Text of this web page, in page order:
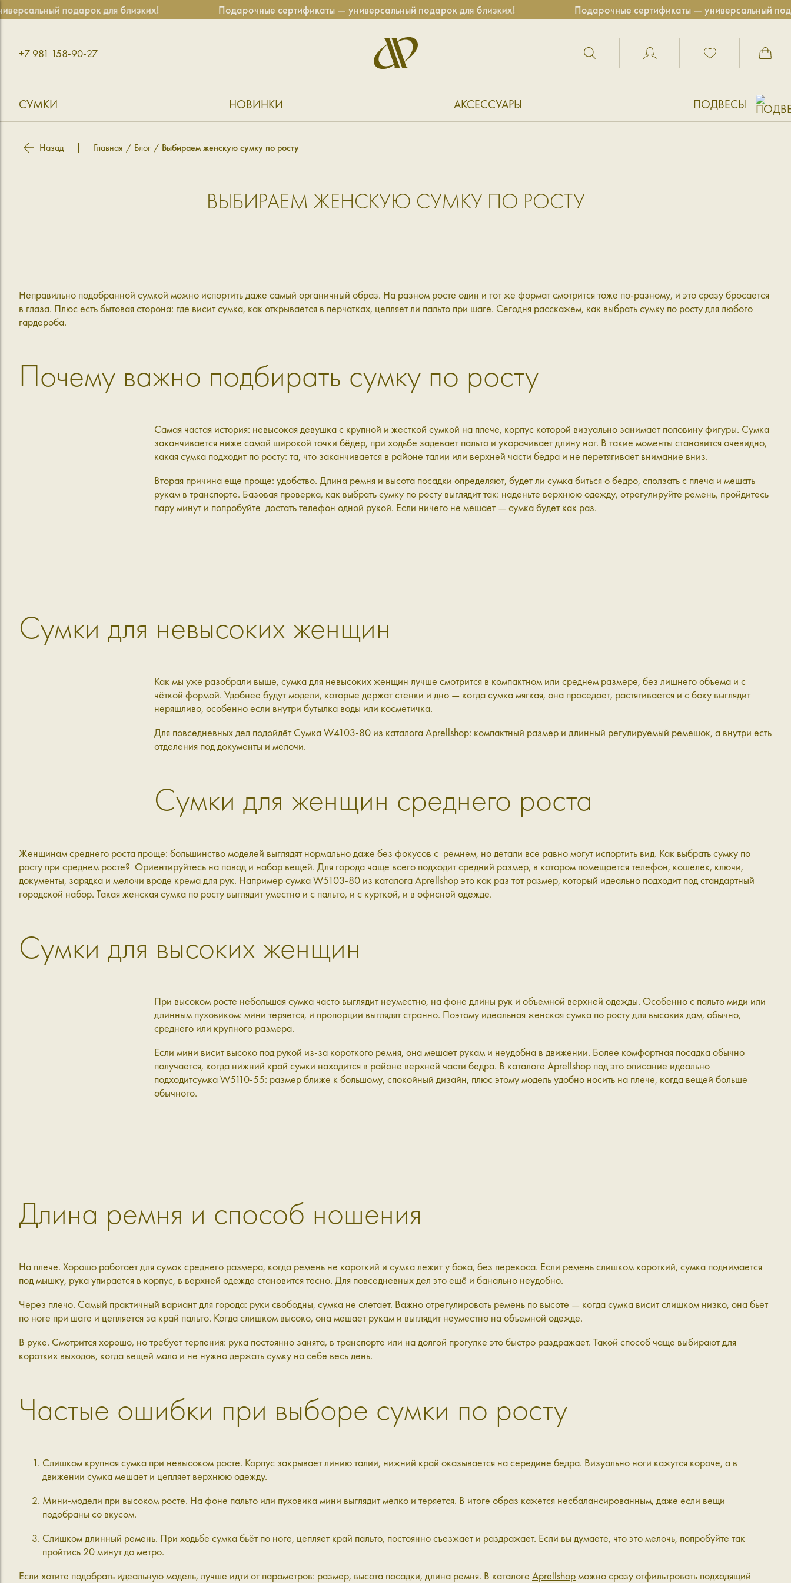
подарок для близких! Подарочные сертификаты — универсальный подарок для близких! Подарочные сертификаты — универсальный
+7 981 158-90-27
СУМКИ НОВИНКИ АКСЕССУАРЫ ПОДВЕСЫ
Назад Главная Блог Выбираем женскую сумку по росту
ВЫБИРАЕМ ЖЕНСКУЮ СУМКУ ПО РОСТУ
Неправильно подобранной сумкой можно испортить даже самый органичный образ. На разном росте один и тот же формат смотрится тоже по-разному, и это сразу бросается
в глаза. Плюс есть бытовая сторона: где висит сумка, как открывается в перчатках, цепляет ли пальто при шаге. Сегодня расскажем, как выбрать сумку по росту для любого
гардероба.
Почему важно подбирать сумку по росту
Самая частая история: невысокая девушка с крупной и жесткой сумкой на плече, корпус которой визуально занимает половину фигуры. Сумка
заканчивается ниже самой широкой точки бёдер, при ходьбе задевает пальто и укорачивает длину ног. В такие моменты становится очевидно,
какая сумка подходит по росту: та, что заканчивается в районе талии или верхней части бедра и не перетягивает внимание вниз.
Вторая причина еще проще: удобство. Длина ремня и высота посадки определяют, будет ли сумка биться о бедро, сползать с плеча и мешать
рукам в транспорте. Базовая проверка, как выбрать сумку по росту выглядит так: наденьте верхнюю одежду, отрегулируйте ремень, пройдитесь
пару минут и попробуйте достать телефон одной рукой. Если ничего не мешает — сумка будет как раз.
Сумки для невысоких женщин
Как мы уже разобрали выше, сумка для невысоких женщин лучше смотрится в компактном или среднем размере, без лишнего объема и с
чёткой формой. Удобнее будут модели, которые держат стенки и дно — когда сумка мягкая, она проседает, растягивается и с боку выглядит
неряшливо, особенно если внутри бутылка воды или косметичка.
Для повседневных дел подойдётСумка W4103-80 из каталога Aprellshop: компактный размер и длинный регулируемый ремешок, а внутри есть
отделения под документы и мелочи.
Сумки для женщин среднего роста
Женщинам среднего роста проще: большинство моделей выглядят нормально даже без фокусов с ремнем, но детали все равно могут испортить вид. Как выбрать сумку по
росту при среднем росте? Ориентируйтесь на повод и набор вещей. Для города чаще всего подходит средний размер, в котором помещается телефон, кошелек, ключи,
документы, зарядка и мелочи вроде крема для рук. Напримерсумка W5103-80 из каталога Aprellshop это как раз тот размер, который идеально подходит под стандартный
городской набор. Такая женская сумка по росту выглядит уместно и с пальто, и с курткой, и в офисной одежде.
Сумки для высоких женщин
При высоком росте небольшая сумка часто выглядит неуместно, на фоне длины рук и объемной верхней одежды. Особенно с пальто миди или
длинным пуховиком: мини теряется, и пропорции выглядят странно. Поэтому идеальная женская сумка по росту для высоких дам, обычно,
среднего или крупного размера.
Если мини висит высоко под рукой из-за короткого ремня, она мешает рукам и неудобна в движении. Более комфортная посадка обычно
получается, когда нижний край сумки находится в районе верхней части бедра. В каталоге Aprellshop под это описание идеально
подходитсумка W5110-55: размер ближе к большому, спокойный дизайн, плюс этому модель удобно носить на плече, когда вещей больше
обычного.
Длина ремня и способ ношения
На плече. Хорошо работает для сумок среднего размера, когда ремень не короткий и сумка лежит у бока, без перекоса. Если ремень слишком короткий, сумка поднимается
под мышку, рука упирается в корпус, в верхней одежде становится тесно. Для повседневных дел это ещё и банально неудобно.
Через плечо. Самый практичный вариант для города: руки свободны, сумка не слетает. Важно отрегулировать ремень по высоте — когда сумка висит слишком низко, она бьет
по ноге при шаге и цепляется за край пальто. Когда слишком высоко, она мешает рукам и выглядит неуместно на объемной одежде.
В руке. Смотрится хорошо, но требует терпения: рука постоянно занята, в транспорте или на долгой прогулке это быстро раздражает. Такой способ чаще выбирают для
коротких выходов, когда вещей мало и не нужно держать сумку на себе весь день.
Частые ошибки при выборе сумки по росту
Слишком крупная сумка при невысоком росте. Корпус закрывает линию талии, нижний край оказывается на середине бедра. Визуально ноги кажутся короче, а в
движении сумка мешает и цепляет верхнюю одежду.
Мини-модели при высоком росте. На фоне пальто или пуховика мини выглядит мелко и теряется. В итоге образ кажется несбалансированным, даже если вещи
подобраны со вкусом.
Слишком длинный ремень. При ходьбе сумка бьёт по ноге, цепляет край пальто, постоянно съезжает и раздражает. Если вы думаете, что это мелочь, попробуйте так
пройтись 20 минут до метро.
Если хотите подобрать идеальную модель, лучше идти от параметров: размер, высота посадки, длина ремня. В каталоге Aprellshopможно сразу отфильтровать подходящий